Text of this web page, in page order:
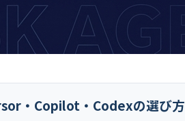
・Copilot・Codexの選び方